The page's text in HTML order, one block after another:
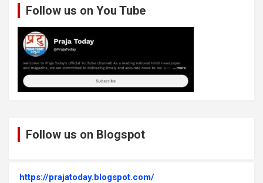
Follow us on You Tube
Follow us on Blogspot
https://prajatoday.blogspot.com/